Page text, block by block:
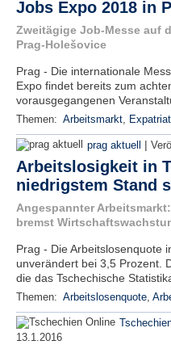
Jobs Expo 2018 in
Zweitägige Job-Messe auf
Prag-Holešovice
Prag - Die internationale
Expo findet bereits zum
vorausgegangenen
Themen: Arbeitsmarkt,
prag aktuell |
Arbeitslosigkeit in
niedrigstem Stand
Angespannter
bremst
Prag - Die Arbeitslosenquote
unverändert bei 3,5 Prozent.
die das Tschechische
Themen: Arbeitslosenquote,
13.1.2016